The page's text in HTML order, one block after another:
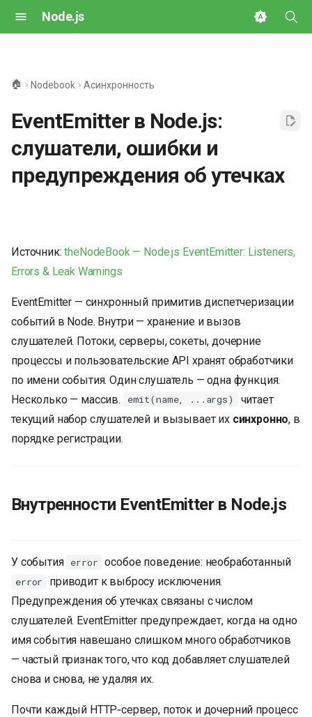
Node.js
ц
и
а
з
а
ц
и
я
о
и
а
🏠 Nodebook Асинхронность
EventEmitter в Node.js:
слушатели, ошибки и
предупреждения об утечках
Источник:theNodeBook — Node.js EventEmitter: Listeners,
Errors & Leak Warnings
EventEmitter — синхронный примитив диспетчеризации
событий в Node. Внутри — хранение и вызов
слушателей. Потоки, серверы, сокеты, дочерние
процессы и пользовательские API хранят обработчики
по имени события. Один слушатель — одна функция.
Несколько — массив.
emit(name, ...args)
читает
текущий набор слушателей и вызывает их синхронно, в
порядке регистрации.
Внутренности EventEmitter в Node.js
У события error особое поведение: необработанный
error
приводит к выбросу исключения.
Предупреждения об утечках связаны с числом
слушателей. EventEmitter предупреждает, когда на одно
имя события навешано слишком много обработчиков
— частый признак того, что код добавляет слушателей
снова и снова, не удаляя их.
Почти каждый HTTP‑сервер, поток и дочерний процесс